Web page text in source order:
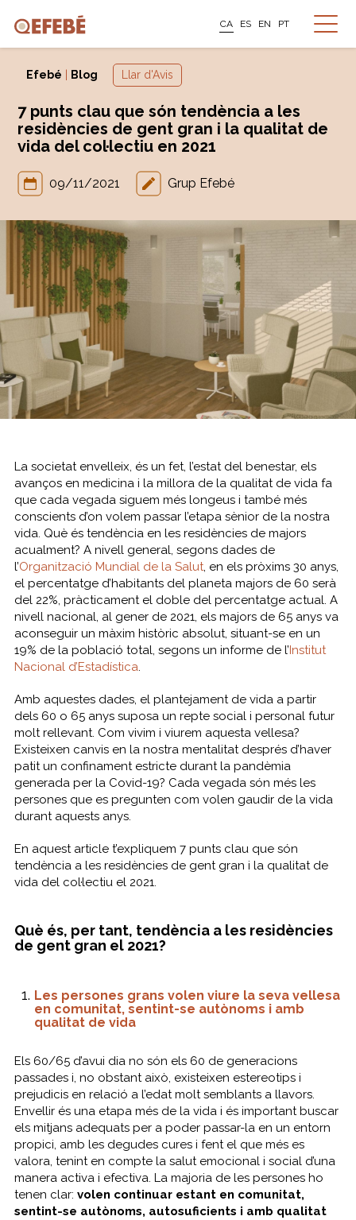
CA ES EN PT
Efebé Blog Llar d'Avis
7 punts clau que són tendència a les
residències de gent gran i la qualitat de
vida del col·lectiu en 2021
09/11/2021 Grup Efebé
La societat envelleix, és un fet, l’estat del benestar, els
avanços en medicina i la millora de la qualitat de vida fa
que cada vegada siguem més longeus i també més
conscients d’on volem passar l’etapa sènior de la nostra
vida. Què és tendència en les residències de majors
acualment? A nivell general, segons dades de
l’Organització Mundial de la Salut, en els pròxims 30 anys,
el percentatge d’habitants del planeta majors de 60 serà
del 22%, pràcticament el doble del percentatge actual. A
nivell nacional, al gener de 2021, els majors de 65 anys va
aconseguir un màxim històric absolut, situant-se en un
19% de la població total, segons un informe de l’Institut
Nacional d’Estadística.
Amb aquestes dades, el plantejament de vida a partir
dels 60 o 65 anys suposa un repte social i personal futur
molt rellevant. Com vivim i viurem aquesta vellesa?
Existeixen canvis en la nostra mentalitat després d’haver
patit un confinament estricte durant la pandèmia
generada per la Covid-19? Cada vegada són més les
persones que es pregunten com volen gaudir de la vida
durant aquests anys.
En aquest article t’expliquem 7 punts clau que són
tendència a les residències de gent gran i la qualitat de
vida del col·lectiu el 2021.
Què és, per tant, tendència a les residències
de gent gran el 2021?
Les persones grans volen viure la seva vellesa
en comunitat, sentint-se autònoms i amb
qualitat de vida
Els 60/65 d’avui dia no són els 60 de generacions
passades i, no obstant això, existeixen estereotips i
prejudicis en relació a l’edat molt semblants a llavors.
Envellir és una etapa més de la vida i és important buscar
els mitjans adequats per a poder passar-la en un entorn
propici, amb les degudes cures i fent el que més es
valora, tenint en compte la salut emocional i social d’una
manera activa i efectiva. La majoria de les persones ho
tenen clar: volen continuar estant en comunitat,
sentint-se autònoms, autosuficients i amb qualitat